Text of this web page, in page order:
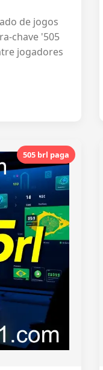
de jogos
chave '505
jogadores
505 brl paga